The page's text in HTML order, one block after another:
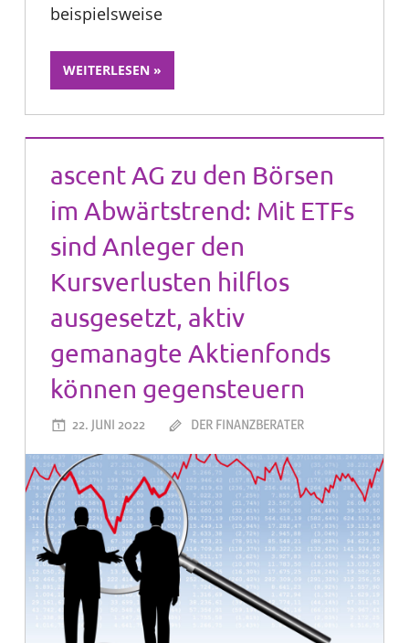
beispielsweise
WEITERLESEN
ascent AG zu den Börsen
im Abwärtstrend: Mit ETFs
sind Anleger den
Kursverlusten hilflos
ausgesetzt, aktiv
gemanagte Aktienfonds
können gegensteuern
22. JUNI 2022 DER FINANZBERATER